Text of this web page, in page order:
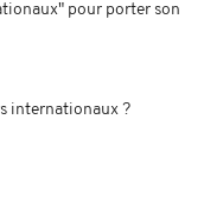
pour porter son
internationaux ?